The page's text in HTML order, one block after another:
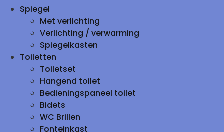
Spiegel
Met verlichting
Verlichting / verwarming
Spiegelkasten
Toiletten
Toiletset
Hangend toilet
Bedieningspaneel toilet
Bidets
WC Brillen
Fonteinkast